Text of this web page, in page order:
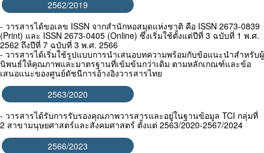
2562/2019
- วารสารได้ขอเลข ISSN จากสำนักหอสมุดแห่งชาติ คือ ISSN 2673-0839
(Print) และ ISSN 2673-0405 (Online) ซึ่งเริ่มใช้ตั้งแต่ปีที่ 3 ฉบับที่ 1 พ.ศ.
2562 ถึงปีที่ 7 ฉบับที่ 3 พ.ศ. 2566
- วารสารได้เริ่มใช้รูปแบบการนำเสนอบทความพร้อมกับข้อแนะนำสำหรับผู้
นิพนธ์ให้คุณภาพและมาตรฐานที่เข้มข้นกว่าเดิม ตามหลักเกณฑ์และข้อ
เสนอแนะของศูนย์ดัชนีการอ้างอิงวารสารไทย
2563/2020
- วารสารได้รับการรับรองคุณภาพวารสารและอยู่ในฐานข้อมูล TCI กลุ่มที่
2 สาขามนุษยศาสตร์และสังคมศาสตร์ ตั้งแต่ 2563/2020-2567/2024
2566/2023